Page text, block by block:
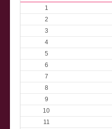
1
2
3
4
5
6
7
8
9
10
11